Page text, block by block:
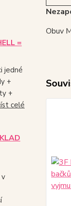
=
jedné
+
+
celé
v
Obuv